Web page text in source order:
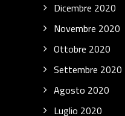
Dicembre 2020
Novembre 2020
Ottobre 2020
Settembre 2020
Agosto 2020
Luglio 2020